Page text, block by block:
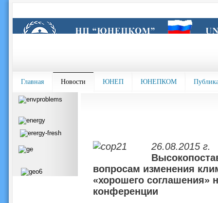
Главная Новости ЮНЕП ЮНЕПКОМ
26.08.2015 г.
вопросам изменения
«хорошего соглашения»
конференции